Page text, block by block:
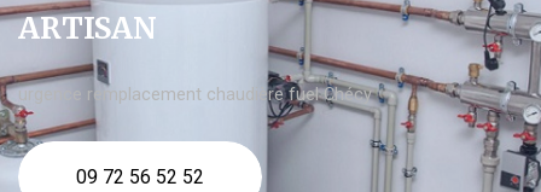
ARTISAN
urgence remplacement chaudière fuel Chécy
09 72 56 52 52